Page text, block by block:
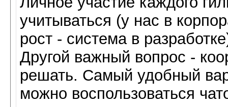
учитываться (у нас в
рост - система в
Другой важный вопрос -
решать. Самый удобный
можно воспользоваться